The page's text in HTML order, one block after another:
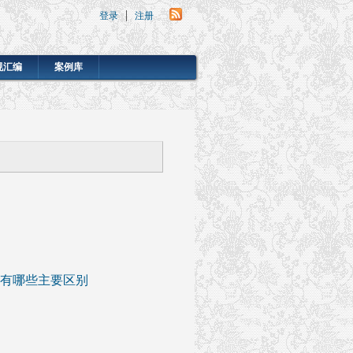
登录 注册
汇编 案例库
哪些主要区别